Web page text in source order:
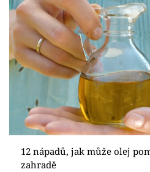
Design
Sledujte prima+
Přihlášení
Sledujte nás
12 nápadů, jak může olej
zahradě